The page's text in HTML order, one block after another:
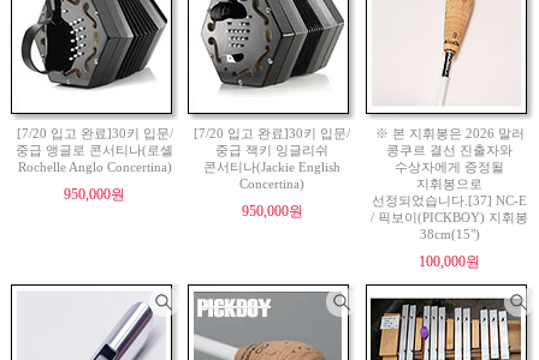
[7/20 입고 완료]30키 입문/
중급 앵글로 콘서티나(로셸
Rochelle Anglo Concertina)
950,000원
[7/20 입고 완료]30키 입문/
중급 잭키 잉글리쉬
콘서티나(Jackie English
Concertina)
950,000원
※ 본 지휘봉은 2026 말러
콩쿠르 결선 진출자와
수상자에게 증정될
지휘봉으로
선정되었습니다.[37] NC-E
/ 픽보이(PICKBOY) 지휘봉
38cm(15")
100,000원